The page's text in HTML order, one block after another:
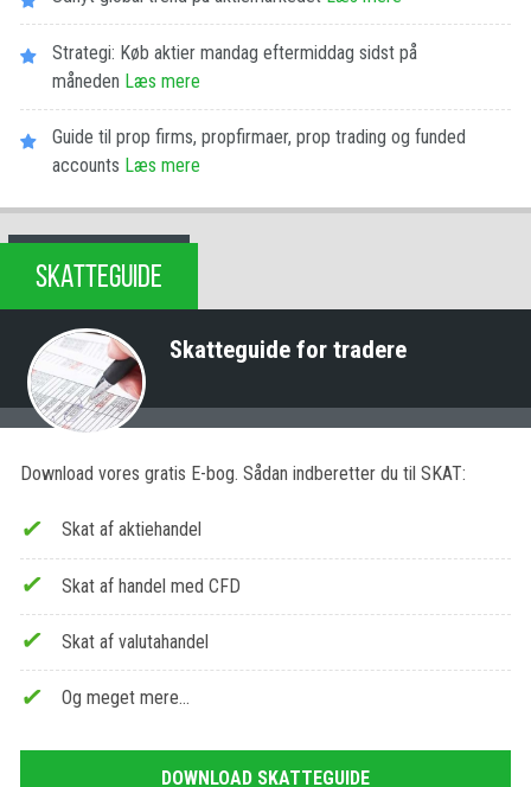
Strategi: Køb aktier mandag eftermiddag sidst på
måneden Læs mere
Guide til prop firms, propfirmaer, prop trading og funded
accounts Læs mere
SKATTEGUIDE
Skatteguide for tradere
Download vores gratis E-bog. Sådan indberetter du til SKAT:
Skat af aktiehandel
Skat af handel med CFD
Skat af valutahandel
Og meget mere…
DOWNLOAD SKATTEGUIDE